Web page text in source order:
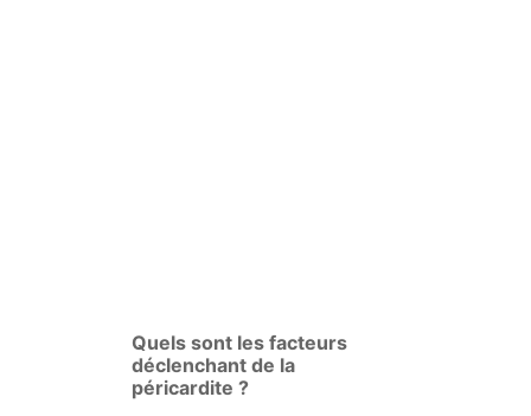
Quels sont les facteurs
déclenchant de la
péricardite ?